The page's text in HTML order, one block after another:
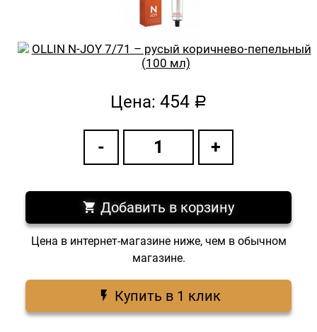
Цена: 454 a
Добавить в корзину
Цена в интернет-магазине ниже, чем в обычном
магазине.
Купить в 1 клик